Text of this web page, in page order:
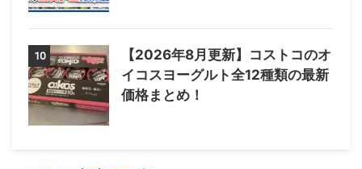
10
【2026年8月更新】コストコのオ
イコスヨーグルト全12種類の最新
価格まとめ！